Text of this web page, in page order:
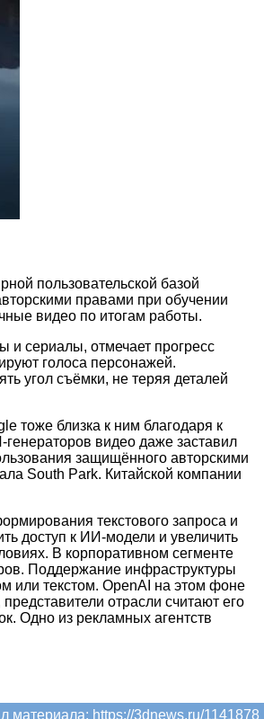
пользовательской базой
правами при обучении
видео по итогам работы.
и сериалы, отмечает прогресс
голоса персонажей.
угол съёмки, не теряя деталей
тоже близка к ним благодаря к
видео даже заставил
защищённого авторскими
South Park. Китайской компании
текстового запроса и
доступ к ИИ-модели и увеличить
В корпоративном сегменте
Поддержание инфраструктуры
или текстом. OpenAI на этом фоне
отрасли считают его
Одно из рекламных агентств
материала: https://3dnews.ru/1141878